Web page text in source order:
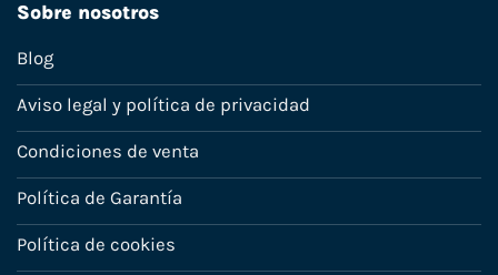
Sobre nosotros
Blog
Aviso legal y política de privacidad
Condiciones de venta
Política de Garantía
Política de cookies